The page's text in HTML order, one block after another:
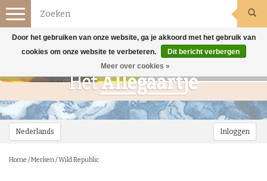
Nederlands Inloggen
Toggle
navigation
Home /Merken/Wild Republic
Door het gebruiken van onze website, ga je akkoord met het gebruik van
cookies om onze website te verbeteren.
Dit bericht verbergen
Meer over cookies »